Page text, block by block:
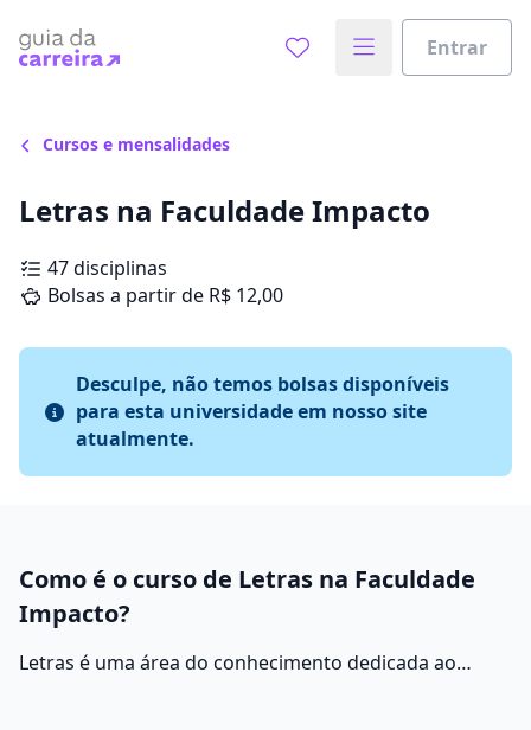
Entrar
Cursos e mensalidades
Letras na Faculdade Impacto
47 disciplinas
Bolsas a partir de R$ 12,00
Desculpe, não temos bolsas disponíveis
para esta universidade em nosso site
atualmente.
Como é o curso de Letras na Faculdade
Impacto?
Letras é uma área do conhecimento dedicada ao